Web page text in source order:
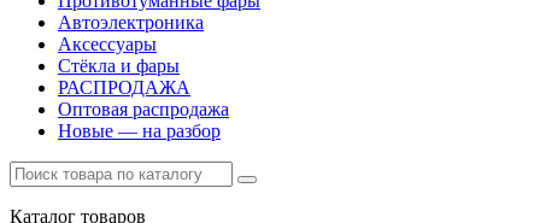
Автоэлектроника
Аксессуары
Стёкла и фары
РАСПРОДАЖА
Оптовая распродажа
Новые — на разбор
Каталог товаров